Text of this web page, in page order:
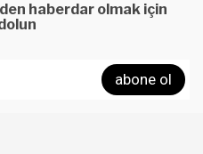
haberdar olmak için
abone ol